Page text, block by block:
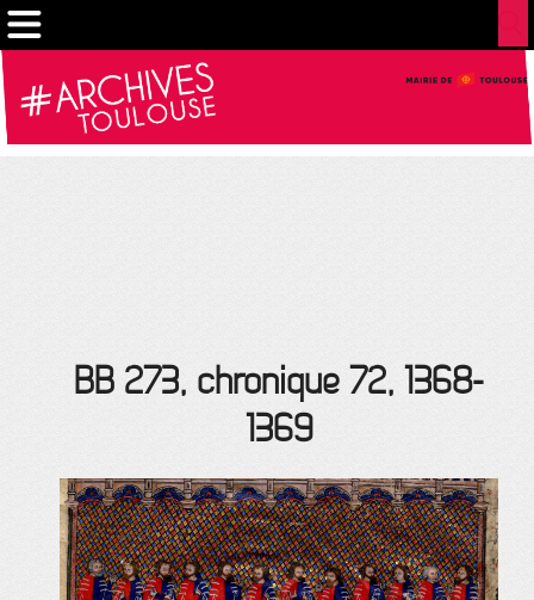
BB 273, chronique 72, 1368-
1369
Gestion de vos préférences sur les cookies